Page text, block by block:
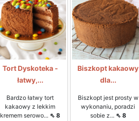
Tort Dyskoteka -
łatwy,...
Bardzo łatwy tort
kakaowy z lekkim
kremem serowo... ⇖ 8
Biszkopt kakaowy
dla...
Biszkopt jest prosty w
wykonaniu, poradzi
sobie z... ⇖ 8